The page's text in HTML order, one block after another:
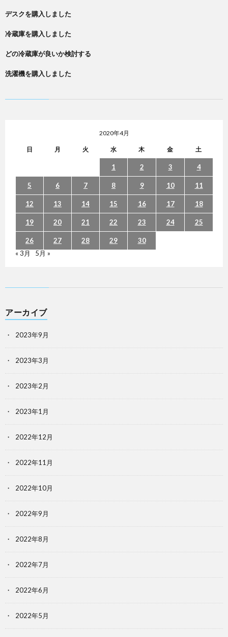
デスクを購入しました
冷蔵庫を購入しました
どの冷蔵庫が良いか検討する
洗濯機を購入しました
2020年4月
日 月 火 水 木 金 土
1 2 3 4
5 6 7 8 9 10 11
12 13 14 15 16 17 18
19 20 21 22 23 24 25
26 27 28 29
30
« 3月
5月 »
アーカイブ
2023年9月
2023年3月
2023年2月
2023年1月
2022年12月
2022年11月
2022年10月
2022年9月
2022年8月
2022年7月
2022年6月
2022年5月